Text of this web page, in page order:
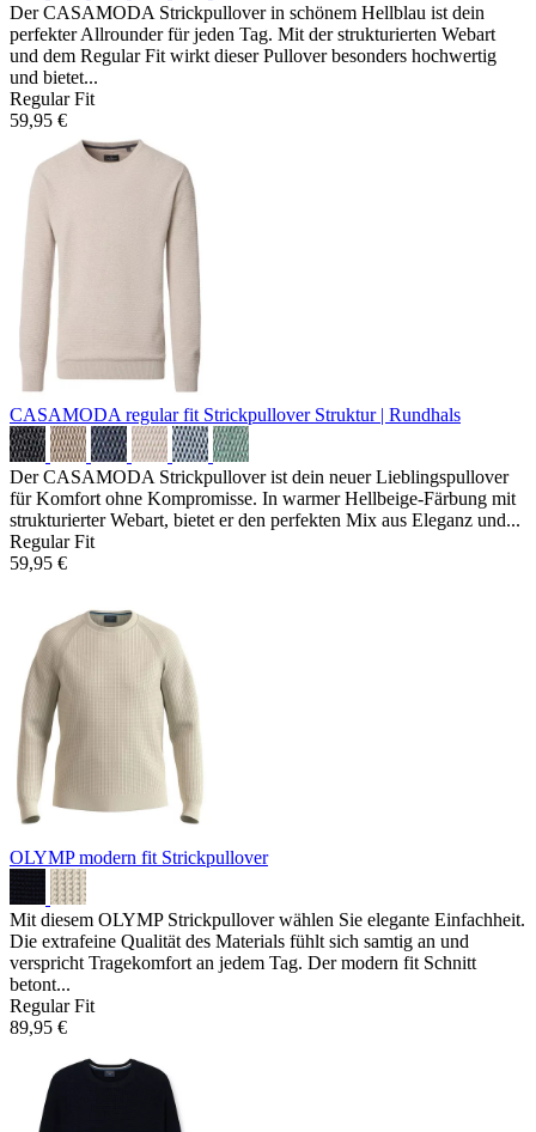
Der CASAMODA Strickpullover in schönem Hellblau ist dein
perfekter Allrounder für jeden Tag. Mit der strukturierten Webart
und dem Regular Fit wirkt dieser Pullover besonders hochwertig
und bietet...
Regular Fit
59,95 €
CASAMODA regular fit Strickpullover Struktur | Rundhals
Der CASAMODA Strickpullover ist dein neuer Lieblingspullover
für Komfort ohne Kompromisse. In warmer Hellbeige-Färbung mit
strukturierter Webart, bietet er den perfekten Mix aus Eleganz und...
Regular Fit
59,95 €
OLYMP modern fit Strickpullover
Mit diesem OLYMP Strickpullover wählen Sie elegante Einfachheit.
Die extrafeine Qualität des Materials fühlt sich samtig an und
verspricht Tragekomfort an jedem Tag. Der modern fit Schnitt
betont...
Regular Fit
89,95 €